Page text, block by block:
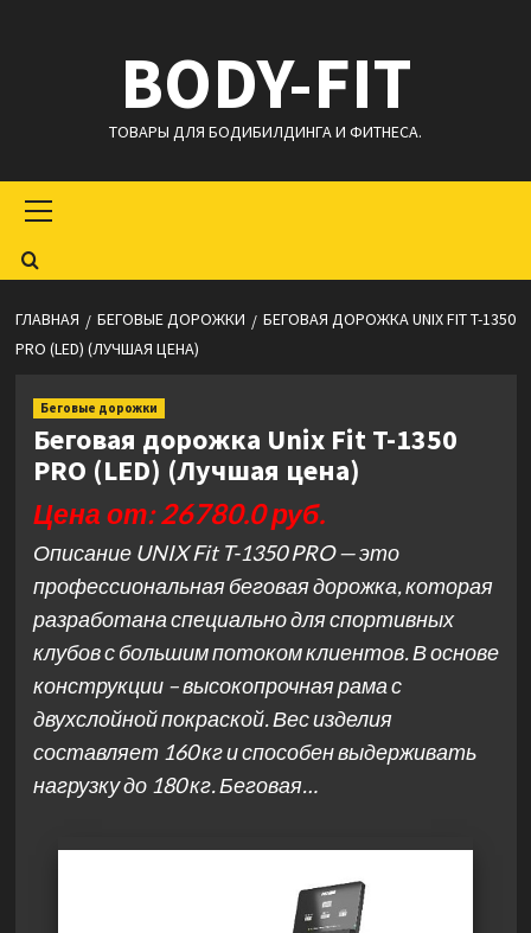
BODY-FIT
ТОВАРЫ ДЛЯ БОДИБИЛДИНГА И ФИТНЕСА.
меню
ГЛАВНАЯ БЕГОВЫЕ ДОРОЖКИ
БЕГОВАЯ ДОРОЖКА UNIX FIT T-1350
PRO (LED) (ЛУЧШАЯ ЦЕНА)
Беговые дорожки
Беговая дорожка Unix Fit T-1350
PRO (LED) (Лучшая цена)
Цена от: 26780.0 руб.
Описание UNIX Fit T-1350 PRO — это
профессиональная беговая дорожка, которая
разработана специально для спортивных
клубов с большим потоком клиентов. В основе
конструкции – высокопрочная рама с
двухслойной покраской. Вес изделия
составляет 160 кг и способен выдерживать
нагрузку до 180 кг. Беговая…